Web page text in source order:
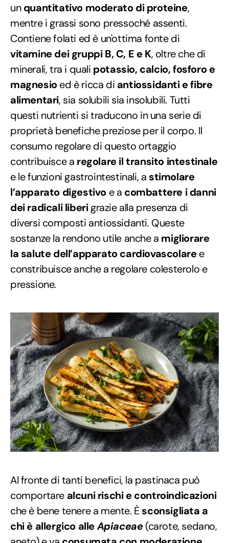
unquantitativo moderato di proteine,
mentre i grassi sono pressoché assenti.
Contiene folati ed è un'ottima fonte di
vitamine dei gruppi B, C, E e K, oltre che di
minerali, tra i quali potassio, calcio, fosforo e
magnesioed è ricca di antiossidanti e fibre
alimentari, sia solubili sia insolubili. Tutti
questi nutrienti si traducono in una serie di
proprietà benefiche preziose per il corpo. Il
consumo regolare di questo ortaggio
contribuisce a regolare il transito intestinale
e le funzioni gastrointestinali, a stimolare
l’apparato digestivo e a combattere i danni
dei radicali liberigrazie alla presenza di
diversi composti antiossidanti. Queste
sostanze la rendono utile anche a migliorare
la salute dell’apparato cardiovascolaree
constribuisce anche a regolare colesterolo e
pressione.
Al fronte di tanti benefici, la pastinaca può
comportare alcuni rischi e controindicazioni
che è bene tenere a mente. Èsconsigliata a
chi è allergico alleApiaceae(carote, sedano,